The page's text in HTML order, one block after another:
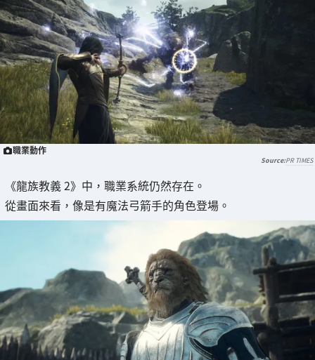
職業動作
PR TIMES
《龍族教義 2》中，職業系統仍然存在。
從畫面來看，像是有魔法弓箭手的角色登場。